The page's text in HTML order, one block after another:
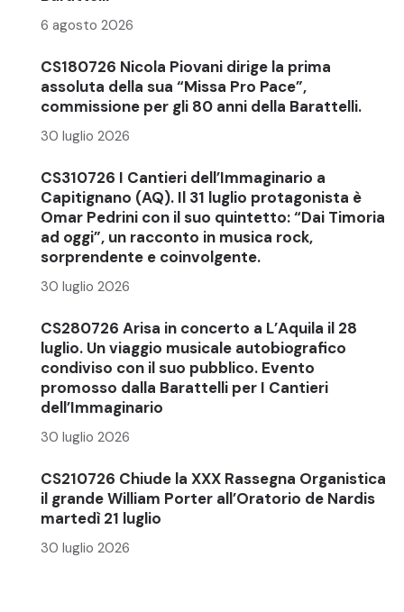
6 agosto 2026
CS180726 Nicola Piovani dirige la prima
assoluta della sua “Missa Pro Pace”,
commissione per gli 80 anni della Barattelli.
30 luglio 2026
CS310726 I Cantieri dell’Immaginario a
Capitignano (AQ). Il 31 luglio protagonista è
Omar Pedrini con il suo quintetto: “Dai Timoria
ad oggi”, un racconto in musica rock,
sorprendente e coinvolgente.
30 luglio 2026
CS280726 Arisa in concerto a L’Aquila il 28
luglio. Un viaggio musicale autobiografico
condiviso con il suo pubblico. Evento
promosso dalla Barattelli per I Cantieri
dell’Immaginario
30 luglio 2026
CS210726 Chiude la XXX Rassegna Organistica
il grande William Porter all’Oratorio de Nardis
martedì 21 luglio
30 luglio 2026